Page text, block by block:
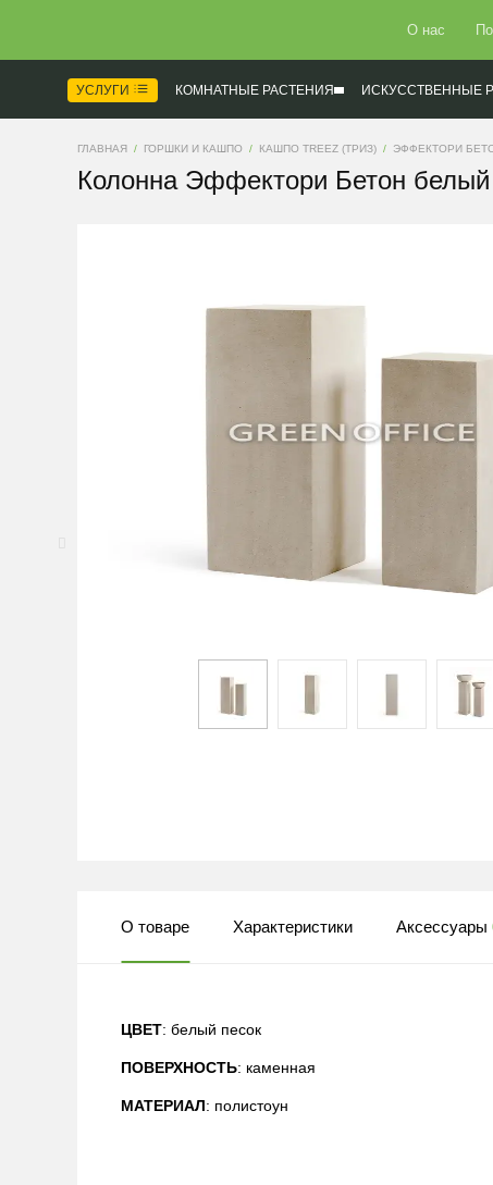
О нас
УСЛУГИ КОМНАТНЫЕ РАСТЕНИЯ ИСКУССТВЕННЫЕ
ГЛАВНАЯ ГОРШКИ И КАШПО КАШПО TREEZ (ТРИЗ) ЭФФЕКТОРИ
Колонна Эффектори Бетон белый
О товаре Характеристики Аксессуары
ЦВЕТ: белый песок
ПОВЕРХНОСТЬ: каменная
МАТЕРИАЛ: полистоун